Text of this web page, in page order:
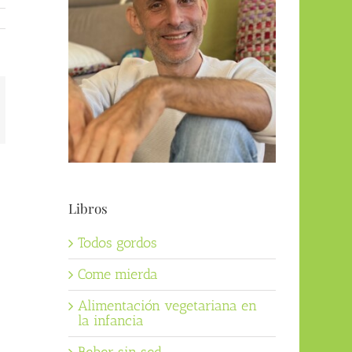
Libros
Todos gordos
Come mierda
Alimentación vegetariana en
la infancia